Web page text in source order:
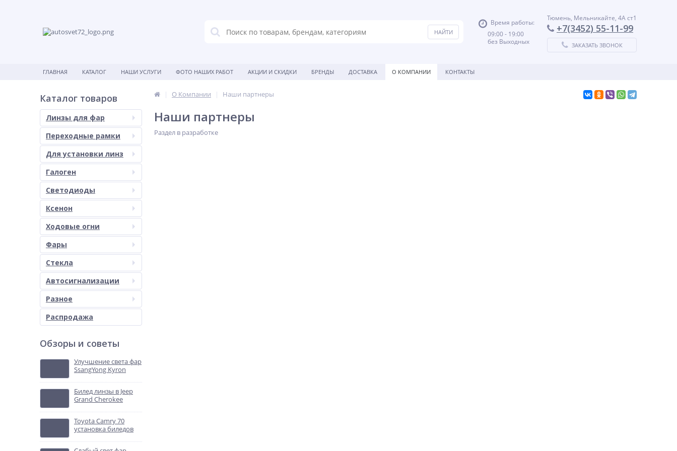
Время работы:
09:00 - 19:00
без Выходных
Тюмень, Мельникайте, 4А ст1
+7(3452) 55-11-99
ЗАКАЗАТЬ ЗВОНОК
ГЛАВНАЯ КАТАЛОГ НАШИ УСЛУГИ ФОТО НАШИХ РАБОТ АКЦИИ И СКИДКИ БРЕНДЫ ДОСТАВКА О КОМПАНИИ КОНТАКТЫ
Каталог товаров
Линзы для фар
Переходные рамки
Для установки линз
Галоген
Светодиоды
Ксенон
Ходовые огни
Фары
Стекла
Автосигнализации
Разное
Распродажа
Обзоры и советы
Улучшение света фар
SsangYong Kyron
Билед линзы в Jeep
Grand Cherokee
Toyota Camry 70
установка биледов
О Компании Наши партнеры
Наши партнеры
Раздел в разработке